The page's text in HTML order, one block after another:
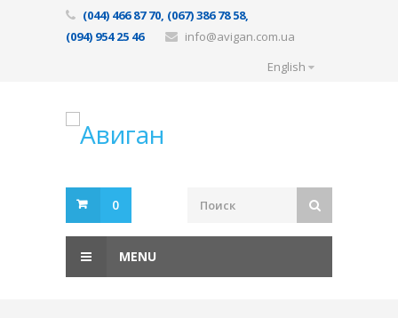
(044) 466 87 70, (067) 386 78 58,
(094) 954 25 46
info@avigan.com.ua
English
0
MENU